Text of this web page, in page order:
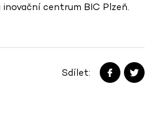
centrum BIC Plzeň.
Sdílet: